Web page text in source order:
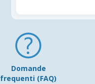
Domande
frequenti (FAQ)